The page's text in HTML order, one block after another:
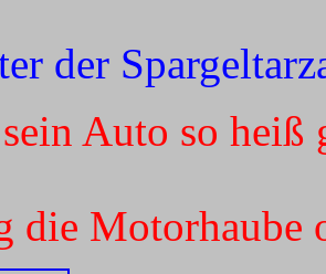
der
Auto so
die Motorhaube